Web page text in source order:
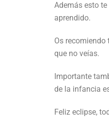
Además esto
aprendido.
Os
que no veías.
Importante
de la infancia
Feliz eclipse,